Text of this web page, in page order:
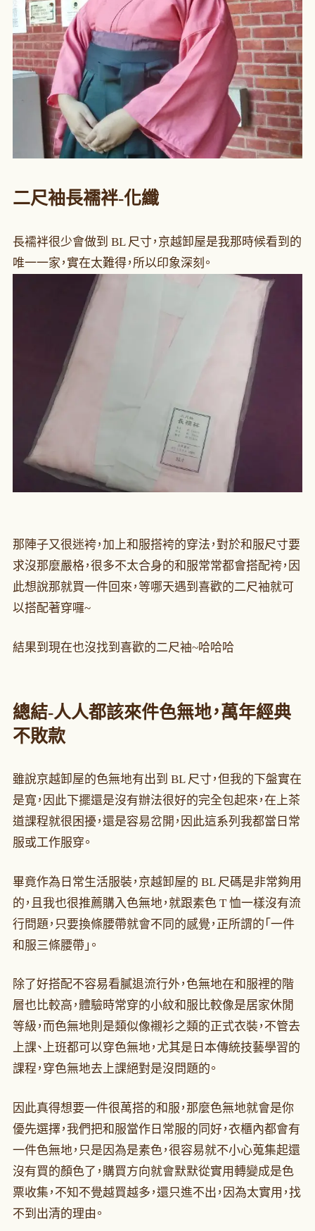
二尺袖長襦袢-化纖
長襦袢很少會做到 BL 尺寸，京越卸屋是我那時候看到的
唯一一家，實在太難得，所以印象深刻。
那陣子又很迷袴，加上和服搭袴的穿法，對於和服尺寸要
求沒那麼嚴格，很多不太合身的和服常常都會搭配袴，因
此想說那就買一件回來，等哪天遇到喜歡的二尺袖就可
以搭配著穿囉~
結果到現在也沒找到喜歡的二尺袖~哈哈哈
總結-人人都該來件色無地，萬年經典
不敗款
雖說京越卸屋的色無地有出到 BL 尺寸，但我的下盤實在
是寬，因此下擺還是沒有辦法很好的完全包起來，在上茶
道課程就很困擾，還是容易岔開，因此這系列我都當日常
服或工作服穿。
畢竟作為日常生活服裝，京越卸屋的 BL 尺碼是非常夠用
的，且我也很推薦購入色無地，就跟素色 T 恤一樣沒有流
行問題，只要換條腰帶就會不同的感覺，正所謂的「一件
和服三條腰帶」。
除了好搭配不容易看膩退流行外，色無地在和服裡的階
層也比較高，體驗時常穿的小紋和服比較像是居家休閒
等級，而色無地則是類似像襯衫之類的正式衣裝，不管去
上課、上班都可以穿色無地，尤其是日本傳統技藝學習的
課程，穿色無地去上課絕對是沒問題的。
因此真得想要一件很萬搭的和服，那麼色無地就會是你
優先選擇，我們把和服當作日常服的同好，衣櫃內都會有
一件色無地，只是因為是素色，很容易就不小心蒐集起還
沒有買的顏色了，購買方向就會默默從實用轉變成是色
票收集，不知不覺越買越多，還只進不出，因為太實用，找
不到出清的理由。